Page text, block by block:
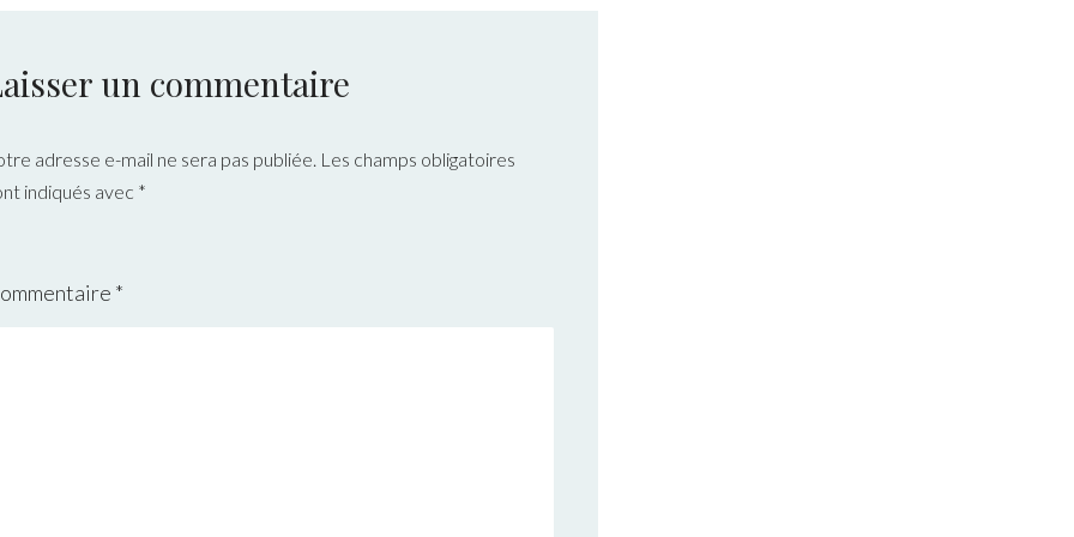
un commentaire
adresse e-mail ne sera pas publiée. Les champs obligatoires
indiqués avec *
*